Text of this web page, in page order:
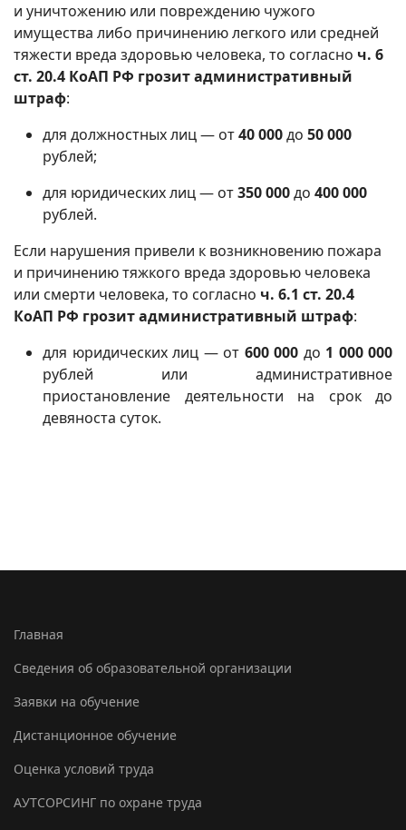
и уничтожению или повреждению чужого
имущества либо причинению легкого или средней
тяжести вреда здоровью человека, то согласно ч. 6
ст. 20.4 КоАП РФ грозит административный
штраф:
для должностных лиц — от40 000до 50 000
рублей;
для юридических лиц — от350 000до 400 000
рублей.
Если нарушения привели к возникновению пожара
и причинению тяжкого вреда здоровью человека
или смерти человека, то согласно ч. 6.1 ст. 20.4
КоАП РФ грозит административный штраф:
для юридических лиц — от 600 000 до 1 000 000
рублей или административное
приостановление деятельности на срок до
девяноста суток.
Главная
Сведения об образовательной организации
Заявки на обучение
Дистанционное обучение
Оценка условий труда
АУТСОРСИНГ по охране труда